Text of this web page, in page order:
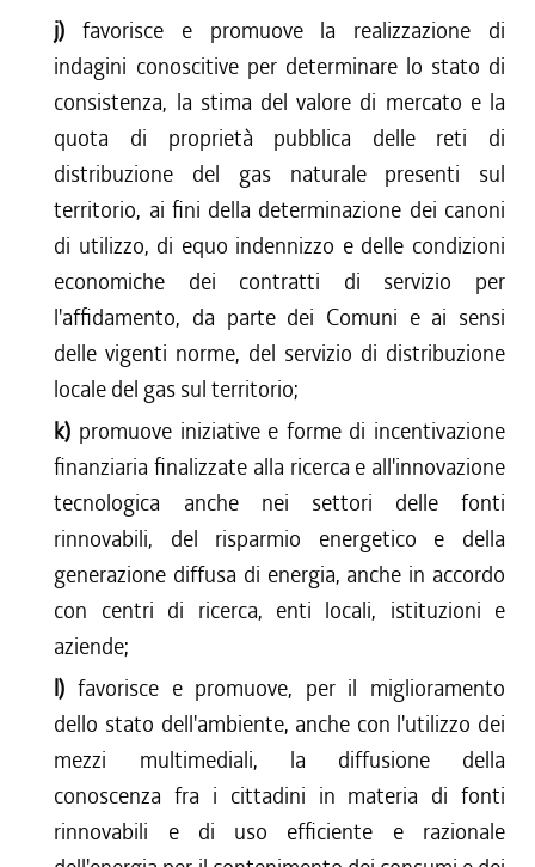
j)favorisce e promuove la realizzazione di
indagini conoscitive per determinare lo stato di
consistenza, la stima del valore di mercato e la
quota di proprietà pubblica delle reti di
distribuzione del gas naturale presenti sul
territorio, ai fini della determinazione dei canoni
di utilizzo, di equo indennizzo e delle condizioni
economiche dei contratti di servizio per
l'affidamento, da parte dei Comuni e ai sensi
delle vigenti norme, del servizio di distribuzione
locale del gas sul territorio;
k) promuove iniziative e forme di incentivazione
finanziaria finalizzate alla ricerca e all'innovazione
tecnologica anche nei settori delle fonti
rinnovabili, del risparmio energetico e della
generazione diffusa di energia, anche in accordo
con centri di ricerca, enti locali, istituzioni e
aziende;
l)favorisce e promuove, per il miglioramento
dello stato dell'ambiente, anche con l'utilizzo dei
mezzi multimediali, la diffusione della
conoscenza fra i cittadini in materia di fonti
rinnovabili e di uso efficiente e razionale